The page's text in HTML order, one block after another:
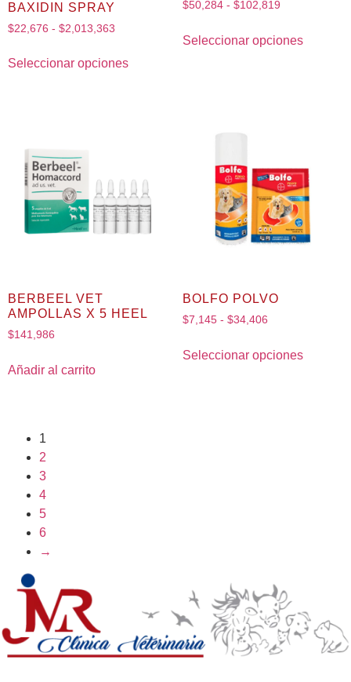
BAXIDIN SPRAY
$22,676 - $2,013,363
Seleccionar opciones
$50,284 - $102,819
Seleccionar opciones
BERBEEL VET
AMPOLLAS X 5 HEEL
$141,986
Añadir al carrito
BOLFO POLVO
$7,145 - $34,406
Seleccionar opciones
1
2
3
4
5
6
→